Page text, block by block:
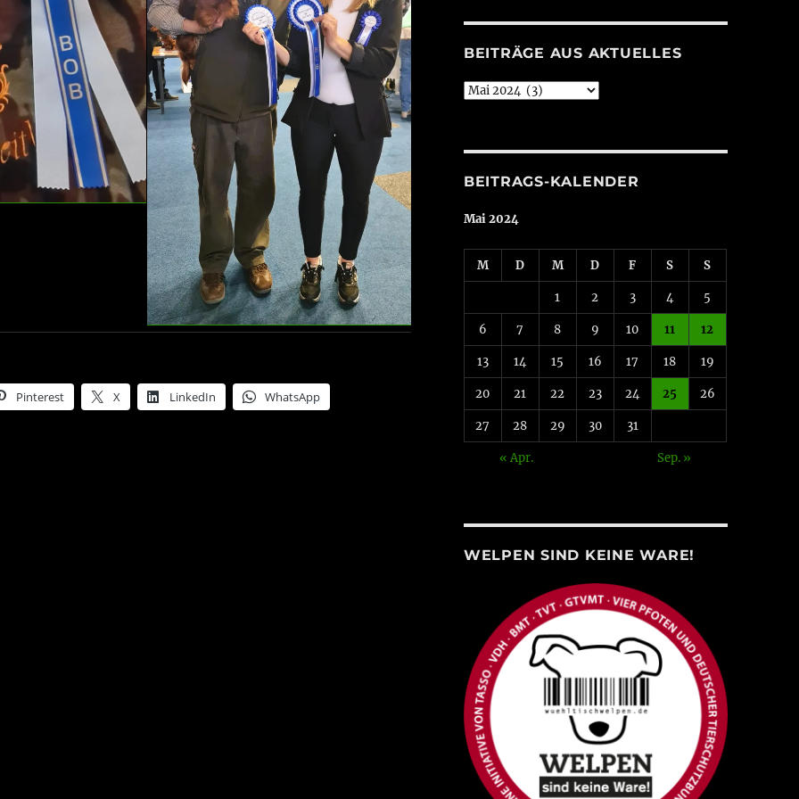
Pinterest X LinkedIn WhatsApp
BEITRÄGE AUS AKTUELLES
Beiträge
BEITRAGS-KALENDER
Mai 2024
M D M D F S S
1 2 3 4 5
6 7 8 9 10 11 12
13 14 15 16 17 18 19
20 21 22 23 24 25 26
27 28 29 30 31
« Apr. Sep. »
WELPEN SIND KEINE WARE!